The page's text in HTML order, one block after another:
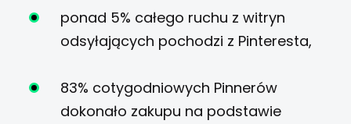
ponad 5% całego ruchu z witryn
odsyłających pochodzi z Pinteresta,
83% cotygodniowych Pinnerów
dokonało zakupu na podstawie